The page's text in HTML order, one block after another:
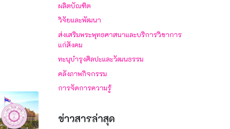
ผลิตบัณฑิต
วิจัยและพัฒนา
ส่งเสริมพระพุทธศาสนาและบริการวิชาการ
แก่สังคม
ทะนุบำรุงศิลปะและวัฒนธรรม
คลังภาพกิจกรรม
การจัดการความรู้
ข่าวสารล่าสุด